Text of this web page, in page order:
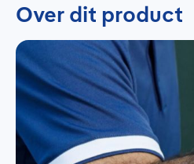
Over dit product